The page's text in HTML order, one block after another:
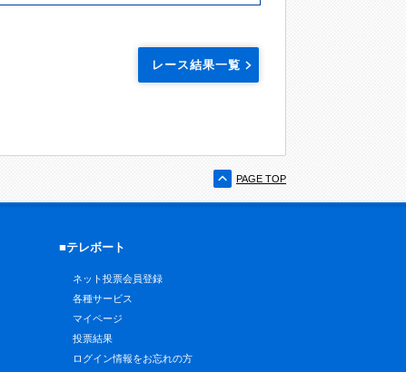
レース結果一覧
PAGE TOP
■テレボート
ネット投票会員登録
各種サービス
マイページ
投票結果
ログイン情報をお忘れの方